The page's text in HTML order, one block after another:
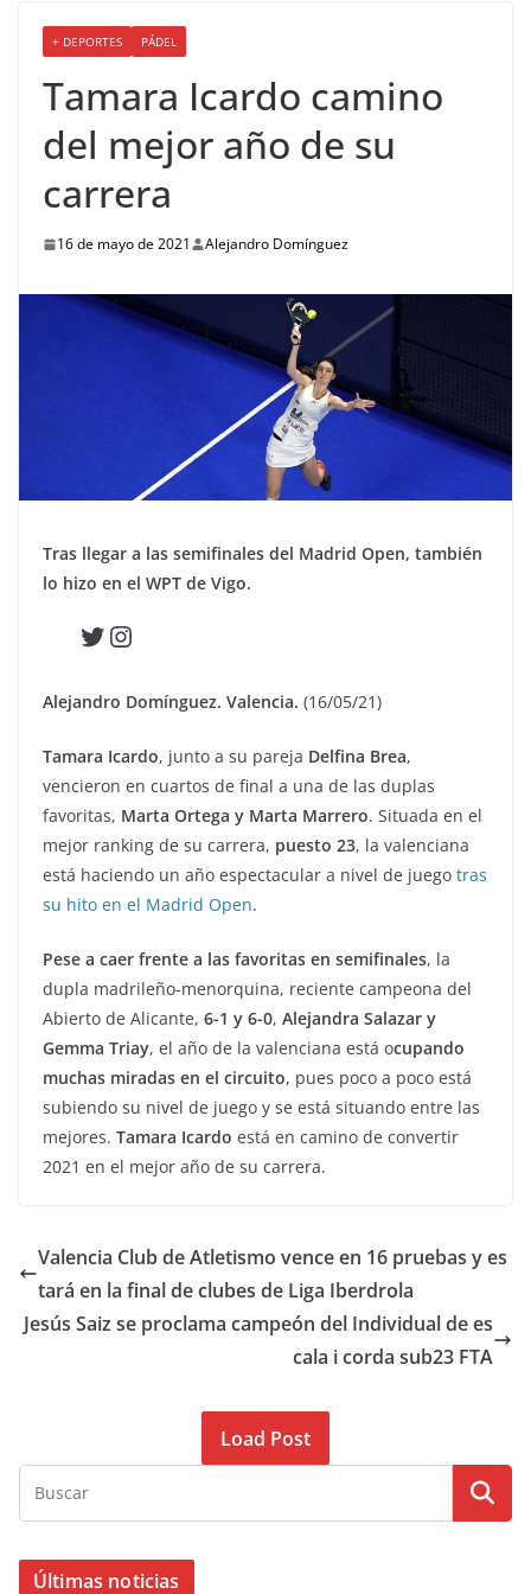
+ DEPORTES PÁDEL
Tamara Icardo camino
del mejor año de su
carrera
16 de mayo de 2021 Alejandro Domínguez
Tras llegar a las semifinales del Madrid Open, también
lo hizo en el WPT de Vigo.
Twitter
Instagram
Alejandro Domínguez. Valencia. (16/05/21)
Tamara Icardo, junto a su pareja Delfina Brea,
vencieron en cuartos de final a una de las duplas
favoritas, Marta Ortega y Marta Marrero. Situada en el
mejor ranking de su carrera, puesto 23, la valenciana
está haciendo un año espectacular a nivel de juego tras
su hito en el Madrid Open.
Pese a caer frente a las favoritas en semifinales, la
dupla madrileño-menorquina, reciente campeona del
Abierto de Alicante, 6-1 y 6-0, Alejandra Salazar y
Gemma Triay, el año de la valenciana está ocupando
muchas miradas en el circuito, pues poco a poco está
subiendo su nivel de juego y se está situando entre las
mejores. Tamara Icardo está en camino de convertir
2021 en el mejor año de su carrera.
Valencia Club de Atletismo vence en 16 pruebas y es
tará en la final de clubes de Liga Iberdrola
Jesús Saiz se proclama campeón del Individual de es
cala i corda sub23 FTA
Load Post
Últimas noticias